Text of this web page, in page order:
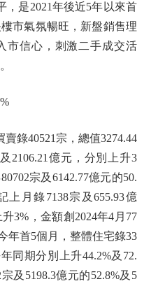
，是2021年後近5年以來首
市氣氛暢旺，新盤銷售理
市信心，刺激二手成交活
錄40521宗，總值3274.44
2106.21億元，分別上升3
宗及6142.77億元的50.
上月錄7138宗及655.93億
3%，金額創2024年4月77
年首5個月，整體住宅錄33
同期分別上升44.2%及72.
及5198.3億元的52.8%及5